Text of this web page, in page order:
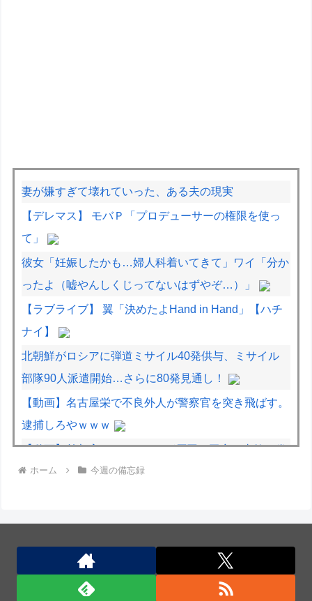
妻が嫌すぎて壊れていった、ある夫の現実
【デレマス】 モバＰ「プロデューサーの権限を使っ
て」
彼女「妊娠したかも…婦人科着いてきて」ワイ「分か
ったよ（嘘やんしくじってないはずやぞ…）」
【ラブライブ】 翼「決めたよHand in Hand」【ハチ
ナイ】
北朝鮮がロシアに弾道ミサイル40発供与、ミサイル
部隊90人派遣開始…さらに80発見通し！
【動画】名古屋栄で不良外人が警察官を突き飛ばす。
逮捕しろやｗｗｗ
【動画】首都高で4tトラックが原因の玉突き事故に巻
き込まれた軽バンの車載。
部隊90人派遣開始…さらに80発見通し！
ついに国産ヒューマノイド登場、人手不足深刻化の医
ホーム 今週の備忘録